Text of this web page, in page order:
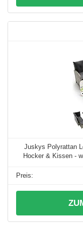
Juskys Polyrattan
Hocker & Kissen -